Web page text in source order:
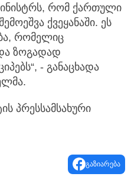
რომ ქართული
ქვეყანაში. ეს
რომელიც
ზოგადად
- განაცხადა
პრესსამსახური
გაზიარება